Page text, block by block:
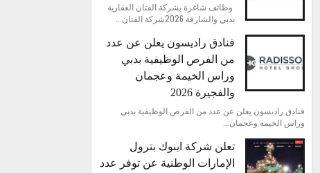
وظائف شاغرة بشركة الفتان العقارية
بدبي والشارقة 2026شركة الفتان...
فنادق راديسون يعلن عن عدد
من الفرص الوظيفية بدبي
وراس الخيمة وعجمان
والفجيرة 2026
فنادق راديسون يعلن عن عدد من الفرص الوظيفية بدبي
وراس الخيمة وعجمان...
تعلن شركة اينوك بترول
الإمارات الوطنية عن توفر عدد